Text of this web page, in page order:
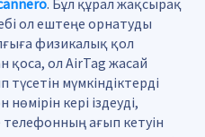
ол ештеңе орнатуды
физикалық қол
қоса, ол AirTag жасай
мүмкіндіктерді
кері іздеуді,
ағып кетуін